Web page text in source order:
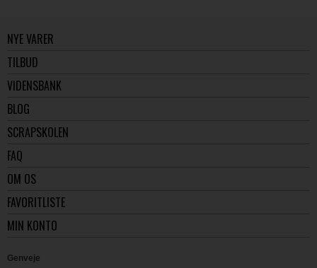
NYE VARER
TILBUD
VIDENSBANK
BLOG
SCRAPSKOLEN
FAQ
OM OS
FAVORITLISTE
MIN KONTO
Genveje